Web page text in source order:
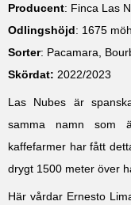
Producent: Finca Las
Odlingshöjd: 1675 möh
Sorter: Pacamara,
Skördat: 2022/2023
Las Nubes är
samma namn som
kaffefarmer har fått
drygt 1500 meter över
Här vårdar Ernesto